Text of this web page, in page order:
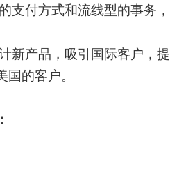
支付方式和流线型的事务
新产品，吸引国际客户，
的客户。